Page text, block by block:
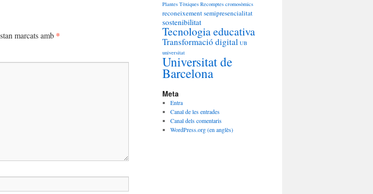
marcats amb *
Plantes Tòxiques Recomptes cromosòmics
reconeixementsemipresencialitat
sostenibilitat
Tecnologia educativa
Transformació digital UB
universitat
Universitat de
Barcelona
Meta
Entra
Canal de les entrades
Canal dels comentaris
WordPress.org (en anglès)